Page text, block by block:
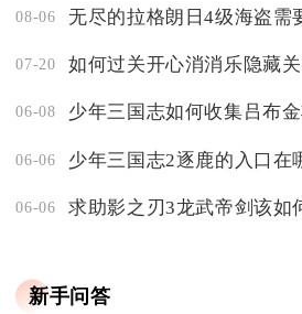
08-06 无尽的拉格朗日4级海盗需
07-20 如何过关开心消消乐隐藏
06-08 少年三国志如何收集吕布
06-06 少年三国志2逐鹿的入口在
06-06 求助影之刃3龙武帝剑该如
新手问答